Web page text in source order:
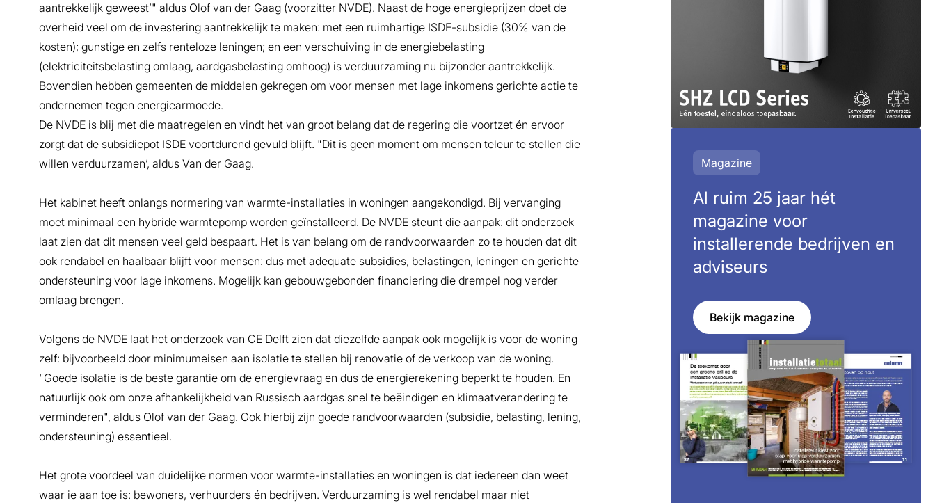
aantrekkelijk geweest’" aldus Olof van der Gaag (voorzitter NVDE). Naast de hoge energieprijzen doet de
overheid veel om de investering aantrekkelijk te maken: met een ruimhartige ISDE-subsidie (30% van de
kosten); gunstige en zelfs renteloze leningen; en een verschuiving in de energiebelasting
(elektriciteitsbelasting omlaag, aardgasbelasting omhoog) is verduurzaming nu bijzonder aantrekkelijk.
Bovendien hebben gemeenten de middelen gekregen om voor mensen met lage inkomens gerichte actie te
ondernemen tegen energiearmoede.
De NVDE is blij met die maatregelen en vindt het van groot belang dat de regering die voortzet én ervoor
zorgt dat de subsidiepot ISDE voortdurend gevuld blijft. "Dit is geen moment om mensen teleur te stellen die
willen verduurzamen’, aldus Van der Gaag.
Het kabinet heeft onlangs normering van warmte-installaties in woningen aangekondigd. Bij vervanging
moet minimaal een hybride warmtepomp worden geïnstalleerd. De NVDE steunt die aanpak: dit onderzoek
laat zien dat dit mensen veel geld bespaart. Het is van belang om de randvoorwaarden zo te houden dat dit
ook rendabel en haalbaar blijft voor mensen: dus met adequate subsidies, belastingen, leningen en gerichte
ondersteuning voor lage inkomens. Mogelijk kan gebouwgebonden financiering die drempel nog verder
omlaag brengen.
Volgens de NVDE laat het onderzoek van CE Delft zien dat diezelfde aanpak ook mogelijk is voor de woning
zelf: bijvoorbeeld door minimumeisen aan isolatie te stellen bij renovatie of de verkoop van de woning.
"Goede isolatie is de beste garantie om de energievraag en dus de energierekening beperkt te houden. En
natuurlijk ook om onze afhankelijkheid van Russisch aardgas snel te beëindigen en klimaatverandering te
verminderen", aldus Olof van der Gaag. Ook hierbij zijn goede randvoorwaarden (subsidie, belasting, lening,
ondersteuning) essentieel.
Het grote voordeel van duidelijke normen voor warmte-installaties en woningen is dat iedereen dan weet
waar ie aan toe is: bewoners, verhuurders én bedrijven. Verduurzaming is wel rendabel maar niet
Magazine
Al ruim 25 jaar hét
magazine voor
installerende bedrijven en
adviseurs
Bekijk magazine